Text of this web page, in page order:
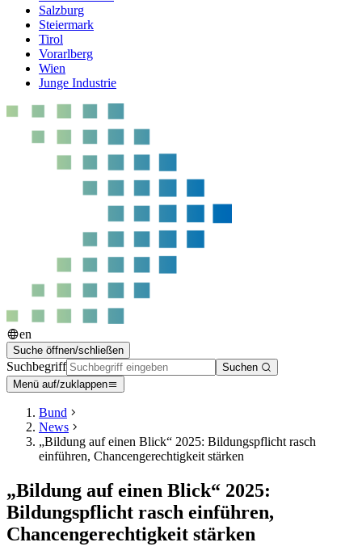
Salzburg
Steiermark
Tirol
Vorarlberg
Wien
Junge Industrie
en
Suche öffnen/schließen
Suchbegriff
Suchen
Menü auf/zuklappen
Bund
News
„Bildung auf einen Blick“ 2025: Bildungspflicht rasch
einführen, Chancengerechtigkeit stärken
„Bildung auf einen Blick“ 2025:
Bildungspflicht rasch einführen,
Chancengerechtigkeit stärken